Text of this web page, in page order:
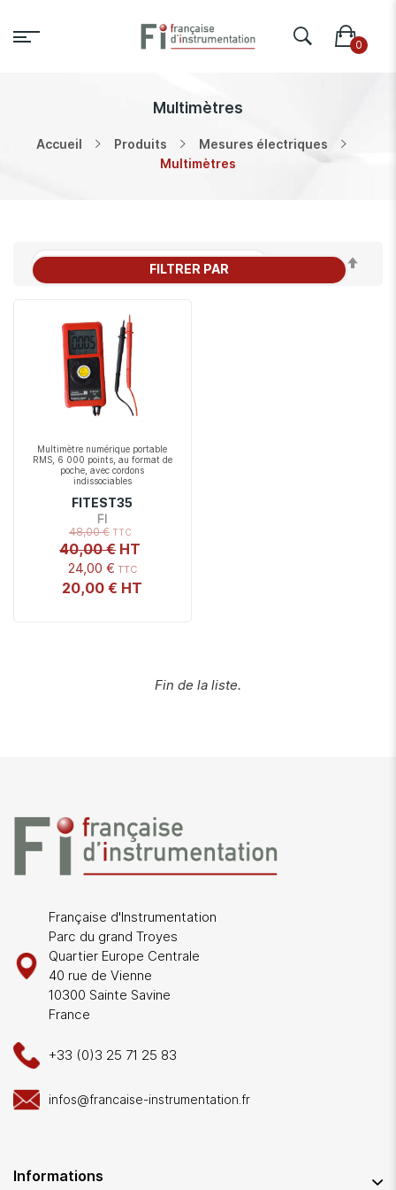
Multimètres
Accueil Produits
Mesures électriques
Multimètres
Multimètre numérique portable
RMS, 6 000 points, au format de
poche, avec cordons
indissociables
FITEST35
FI
24,00 €
20,00 €
48,00 €
40,00 €
Fin de la liste.
FILTRER PAR
Française d'Instrumentation
Parc du grand Troyes
Quartier Europe Centrale
40 rue de Vienne
10300 Sainte Savine
France
+33 (0)3 25 71 25 83
infos@francaise-instrumentation.fr
Informations